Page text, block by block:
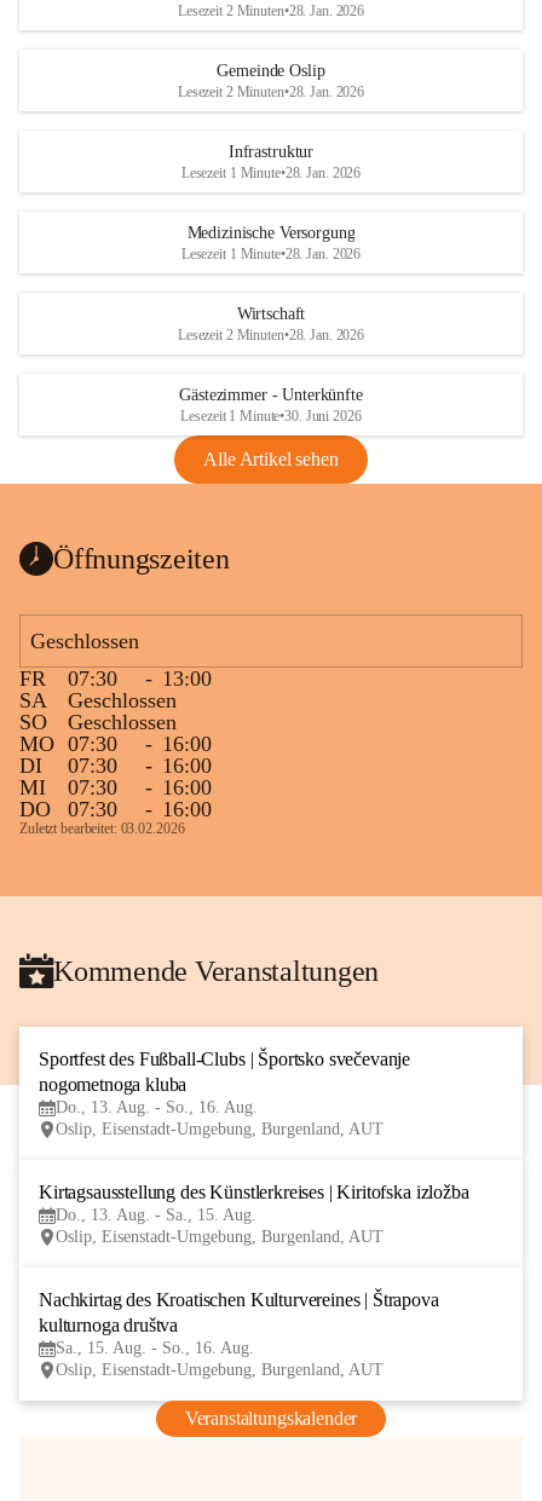
Lesezeit 2 Minuten•28. Jan. 2026
Gemeinde Oslip
Lesezeit 2 Minuten•28. Jan. 2026
Infrastruktur
Lesezeit 1 Minute•28. Jan. 2026
Medizinische Versorgung
Lesezeit 1 Minute•28. Jan. 2026
Wirtschaft
Lesezeit 2 Minuten•28. Jan. 2026
Gästezimmer - Unterkünfte
Lesezeit 1 Minute•30. Juni 2026
Alle Artikel sehen
Öffnungszeiten
Geschlossen
FR
07:30 - 13:00
SA
Geschlossen
SO
Geschlossen
MO 07:30 - 16:00
DI
07:30 - 16:00
MI
07:30 - 16:00
DO
07:30 - 16:00
Zuletzt bearbeitet: 03.02.2026
Kommende Veranstaltungen
Sportfest des Fußball-Clubs | Športsko svečevanje
nogometnoga kluba
Do., 13. Aug. - So., 16. Aug.
Oslip, Eisenstadt-Umgebung, Burgenland, AUT
Kirtagsausstellung des Künstlerkreises | Kiritofska izložba
Do., 13. Aug. - Sa., 15. Aug.
Oslip, Eisenstadt-Umgebung, Burgenland, AUT
Nachkirtag des Kroatischen Kulturvereines | Štrapova
kulturnoga društva
Sa., 15. Aug. - So., 16. Aug.
Oslip, Eisenstadt-Umgebung, Burgenland, AUT
Veranstaltungskalender